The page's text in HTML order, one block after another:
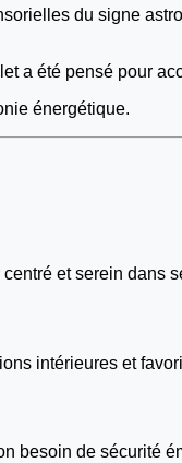
du signe
a été pensé pour
énergétique.
et serein dans
intérieures et
besoin de sécurité